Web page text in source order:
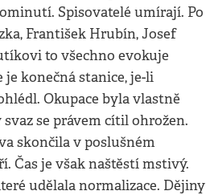
Spisovatelé umírají. Po
František Hrubín, Josef
to všechno evokuje
je konečná stanice, je-li
Okupace byla vlastně
se právem cítil ohrožen.
skončila v poslušném
Čas je však naštěstí mstivý.
udělala normalizace. Dějiny